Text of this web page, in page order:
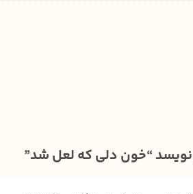
“خون دلی که لعل شد”